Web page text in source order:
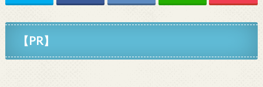
【PR】